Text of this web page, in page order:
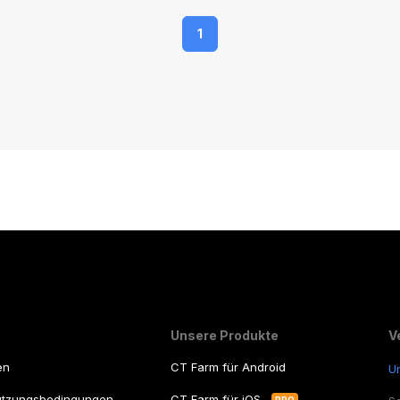
1
Unsere Produkte
CT Farm für Android